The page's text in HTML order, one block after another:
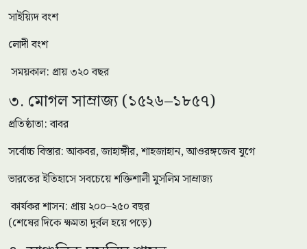
সাইয়্যিদ বংশ
লোদী বংশ
সময়কাল: প্রায় ৩২০ বছর
৩. মোগল সাম্রাজ্য (১৫২৬–১৮৫৭)
প্রতিষ্ঠাতা: বাবর
সর্বোচ্চ বিস্তার: আকবর, জাহাঙ্গীর, শাহজাহান, আওরঙ্গজেব যুগে
ভারতের ইতিহাসে সবচেয়ে শক্তিশালী মুসলিম সাম্রাজ্য
কার্যকর শাসন: প্রায় ২০০–২৫০ বছর
(শেষের দিকে ক্ষমতা দুর্বল হয়ে পড়ে)